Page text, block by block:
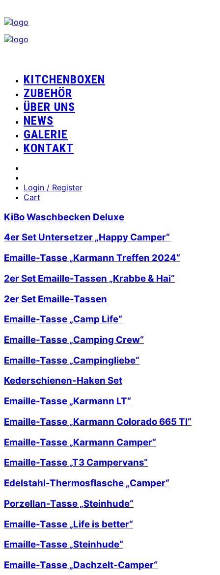
KITCHENBOXEN
ZUBEHÖR
ÜBER UNS
NEWS
GALERIE
KONTAKT
Login / Register
Cart
KiBo Waschbecken Deluxe
4er Set Untersetzer „Happy Camper“
Emaille-Tasse „Karmann Treffen 2024“
2er Set Emaille-Tassen „Krabbe & Hai“
2er Set Emaille-Tassen
Emaille-Tasse „Camp Life“
Emaille-Tasse „Camping Crew“
Emaille-Tasse „Campingliebe“
Kederschienen-Haken Set
Emaille-Tasse „Karmann LT“
Emaille-Tasse „Karmann Colorado 665 TI“
Emaille-Tasse „Karmann Camper“
Emaille-Tasse „T3 Campervans“
Edelstahl-Thermosflasche „Camper“
Porzellan-Tasse „Steinhude“
Emaille-Tasse „Life is better“
Emaille-Tasse „Steinhude“
Emaille-Tasse „Dachzelt-Camper“